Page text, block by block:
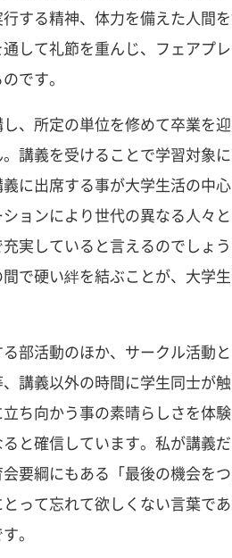
する精神、体力を備えた人間
して礼節を重んじ、フェアプ
です。
、所定の単位を修めて卒業を
講義を受けることで学習対象
に出席する事が大学生活の中
ョンにより世代の異なる人々
実していると言えるのでしょ
で硬い絆を結ぶことが、大学
部活動のほか、サークル活動
講義以外の時間に学生同士が
ち向かう事の素晴らしさを体
と確信しています。私が講義
要綱にもある「最後の機会を
って忘れて欲しくない言葉で
。